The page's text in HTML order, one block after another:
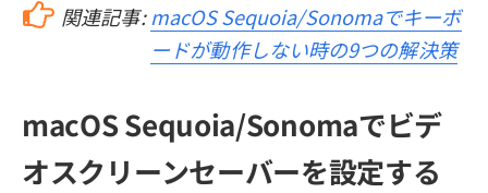
関連記事: macOS Sequoia/Sonomaでキーボ
ードが動作しない時の9つの解決策
macOS Sequoia/Sonomaでビデ
オスクリーンセーバーを設定する